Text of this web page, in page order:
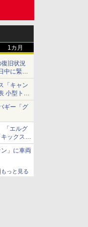
1カ月
復旧状況
中に緊急
「キャン
小型トラ
ギー「グ
「エルグ
ックス」
」に車両
もっと見る